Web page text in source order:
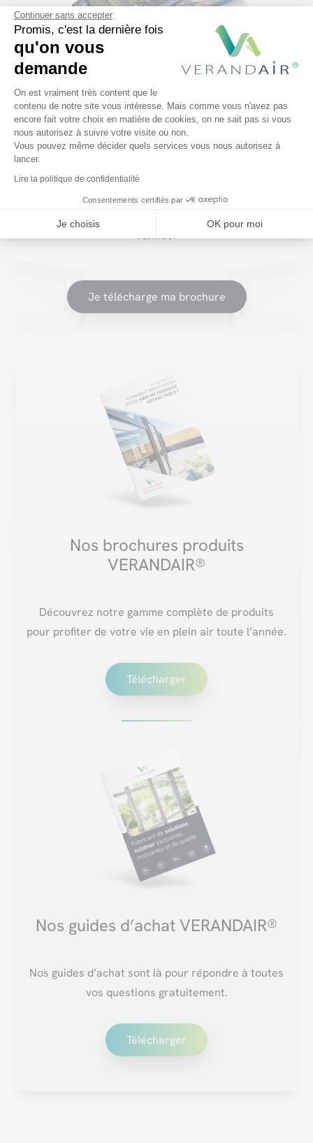
Continuer sans accepter
Promis, c'est la dernière fois
qu'on vous
demande
Plateforme de Gestion du
On est vraiment très content que le
contenu de notre site vous intéresse. Mais comme vous n'avez pas
encore fait votre choix en matière de cookies, on ne sait pas si vous
nous autorisez à suivre votre visite ou non.
Vous pouvez même décider quels services vous nous autorisez à
lancer.
Lire la politique de confidentialité
Consentements certifiés par
Je choisis OK pour moi
Axeptio consent
Envie d'en savoir plus
de vous décider ?
Téléchargez la nouvelle brochure 2026
découvrez notregamme complète de produits
l'année.
Je télécharge ma brochure
Nos brochures produits
VERANDAIR®
Découvrez notre gamme complète de produits
pour profiter de votre vie en plein air toute l’année.
Télécharger
Nos guides d’achat VERANDAIR®
Nos guides d’achat sont là pour répondre à toutes
vos questions gratuitement.
Télécharger